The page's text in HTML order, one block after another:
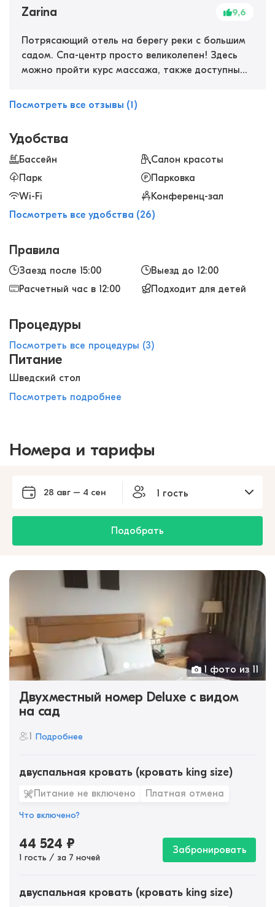
Zarina 9,6
Потрясающий отель на берегу реки с большим
садом. Спа-центр просто великолепен! Здесь
можно пройти курс массажа, также доступны
стресс и усталость. Хотела бы рекомендовать
всем, кто хочет снять стресс и отдохнуть в
Посмотреть все отзывы (1)
Удобства
Бассейн
Салон красоты
Парк
Парковка
Wi-Fi
Конференц-зал
Посмотреть все удобства (26)
Правила
Заезд после 15:00
Выезд до 12:00
Расчетный час в 12:00
Подходит для детей
Процедуры
Посмотреть все процедуры (3)
Питание
Шведский стол
Посмотреть подробнее
Номера и тарифы
28 авг – 4 сен 1 гость
Подобрать
1 фото из 11
Двухместный номер Deluxe с видом
на сад
1 Подробнее
двуспальная кровать (кровать king size)
Питание не включено Платная отмена
Что включено?
44 524 ₽
1 гость / за 7 ночей
Забронировать
двуспальная кровать (кровать king size)